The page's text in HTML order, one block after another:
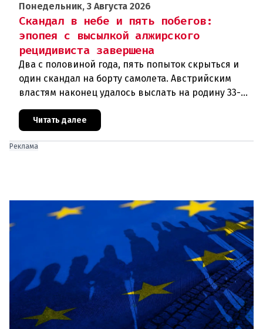
Понедельник, 3 Августа 2026
Скандал в небе и пять побегов:
эпопея с высылкой алжирского
рецидивиста завершена
Два с половиной года, пять попыток скрыться и
один скандал на борту самолета. Австрийским
властям наконец удалось выслать на родину 33-
летнего гражданина Алжира, который за это
время успел совершить н
Читать далее
Реклама